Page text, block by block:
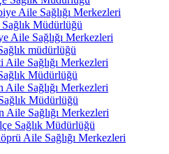
Aile Sağlığı Merkezleri
Müdürlüğü
Aile Sağlığı Merkezleri
müdürlüğü
Aile Sağlığı Merkezleri
Müdürlüğü
Aile Sağlığı Merkezleri
Müdürlüğü
Aile Sağlığı Merkezleri
Sağlık Müdürlüğü
Aile Sağlığı Merkezleri